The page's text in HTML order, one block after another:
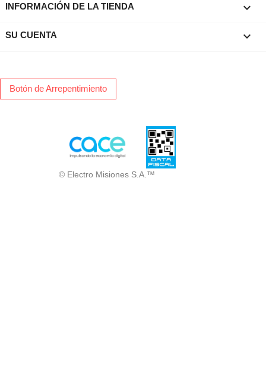
INFORMACIÓN DE LA TIENDA keyboard_arrow_down
SU CUENTA 
Botón de Arrepentimiento
© Electro Misiones S.A.™